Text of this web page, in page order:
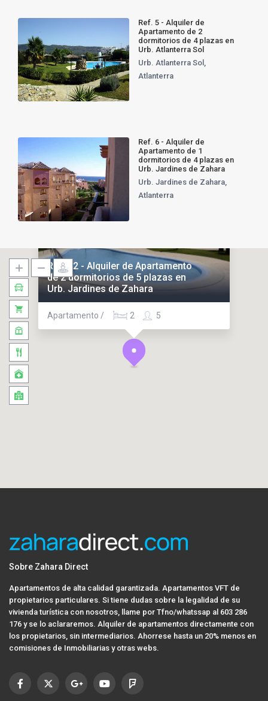
Ref. 5 - Alquiler de
Apartamento de 2
dormitorios de 4 plazas en
Urb. Atlanterra Sol
Urb. Atlanterra Sol
Atlanterra
Ref. 6 - Alquiler de
Apartamento de 1
dormitorios de 4 plazas en
Urb. Jardines de Zahara
Urb. Jardines de Zahara,
Atlanterra
Alquiler
Ref. 22 - Alquiler de Apartamento
de 2 dormitorios de 5 plazas en
Urb. Jardines de Zahara
Apartamento / 5
2
Sobre Zahara Direct
Apartamentos de alta calidad garantizada. Apartamentos VFT de
propietarios particulares. Si tiene dudas sobre la legalidad de su
vivienda turística con nosotros, llame por Tfno/whatssap al 603 286
176 y se lo aclararemos. Alquiler de apartamentos directamente con
los propietarios, sin intermediarios. Ahorrese hasta un 20% menos en
comisiones de Inmobiliarias y otras webs.